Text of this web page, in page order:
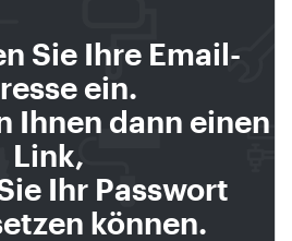
Sie Ihre Email-
ein.
Ihnen dann einen
Link,
Ihr Passwort
können.